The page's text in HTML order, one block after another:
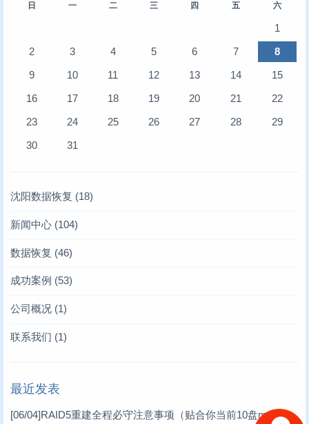
日 一 二 三 四 五 六
1
2
3 4 5 6 7
8
9
10 11 12 13 14
15
16
17 18 19 20 21
22
23
24 25 26 27 28
29
30
31
沈阳数据恢复 (18)
新闻中心 (104)
存储业内新闻
凯文数据恢复新闻
技术文章
数据恢复 (46)
服务器数据恢复
硬盘数据恢复
存储卡类恢复
数据库修复
成功案例 (53)
服务器数据恢复案例
数据库修复案例
工控机数据恢复案例
数码数据恢复案例(3)
公司概况 (1)
联系我们 (1)
最近发表
[06/04]RAID5重建全程必守注意事项（贴合你当前10盘mdadm